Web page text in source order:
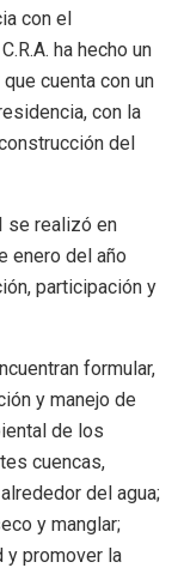
con el
ha hecho un
cuenta con un
con la
del
se realizó en
enero del año
participación y
formular,
y manejo de
de los
cuencas,
del agua;
y manglar;
y promover la